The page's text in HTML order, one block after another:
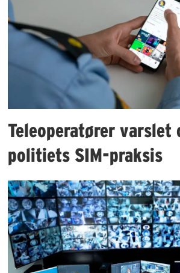
Teleoperatører varslet
politiets SIM-praksis